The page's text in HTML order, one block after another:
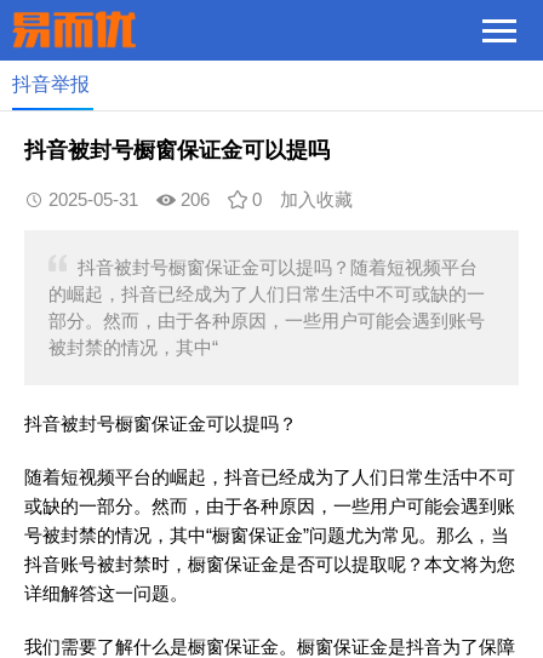
抖音举报
抖音被封号橱窗保证金可以提吗
2025-05-31 206 0 加入收藏
抖音被封号橱窗保证金可以提吗？随着短视频平台
的崛起，抖音已经成为了人们日常生活中不可或缺的一
部分。然而，由于各种原因，一些用户可能会遇到账号
被封禁的情况，其中“
抖音被封号橱窗保证金可以提吗？
随着短视频平台的崛起，抖音已经成为了人们日常生活中不可
或缺的一部分。然而，由于各种原因，一些用户可能会遇到账
号被封禁的情况，其中“橱窗保证金”问题尤为常见。那么，当
抖音账号被封禁时，橱窗保证金是否可以提取呢？本文将为您
详细解答这一问题。
我们需要了解什么是橱窗保证金。橱窗保证金是抖音为了保障